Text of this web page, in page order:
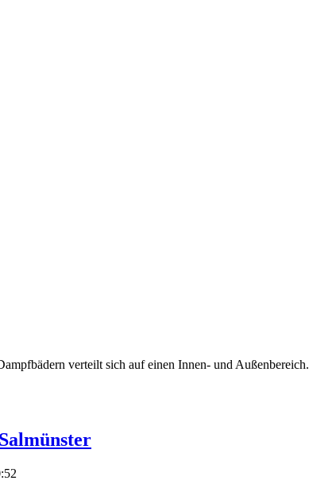
verteilt sich auf einen Innen- und Außenbereich.